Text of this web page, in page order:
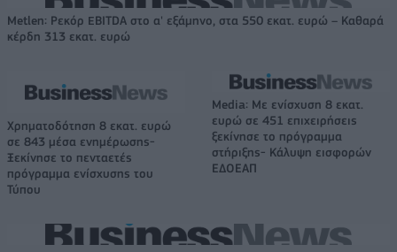
Metlen: Ρεκόρ EBITDA στο α' εξάμηνο, στα 550 εκατ. ευρώ – Καθαρά
κέρδη 313 εκατ. ευρώ
Χρηματοδότηση 8 εκατ. ευρώ
σε 843 μέσα ενημέρωσης-
Ξεκίνησε το πενταετές
πρόγραμμα ενίσχυσης του
Τύπου
Media: Με ενίσχυση 8 εκατ.
ευρώ σε 451 επιχειρήσεις
ξεκίνησε το πρόγραμμα
στήριξης- Κάλυψη εισφορών
ΕΔΟΕΑΠ